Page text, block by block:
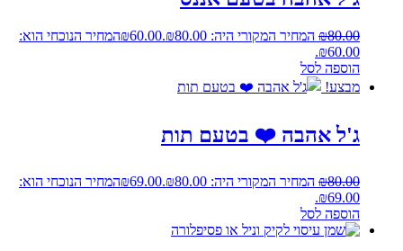
₪80.00 המחיר המקורי היה: ₪80.00. ₪60.00
המחיר הנוכחי הוא:
₪60.00.
הוספה לסל
מבצע!
ג'ל אהבה ❤️ בטעם תות
₪80.00 המחיר המקורי היה: ₪80.00. ₪69.00
המחיר הנוכחי הוא:
₪69.00.
הוספה לסל